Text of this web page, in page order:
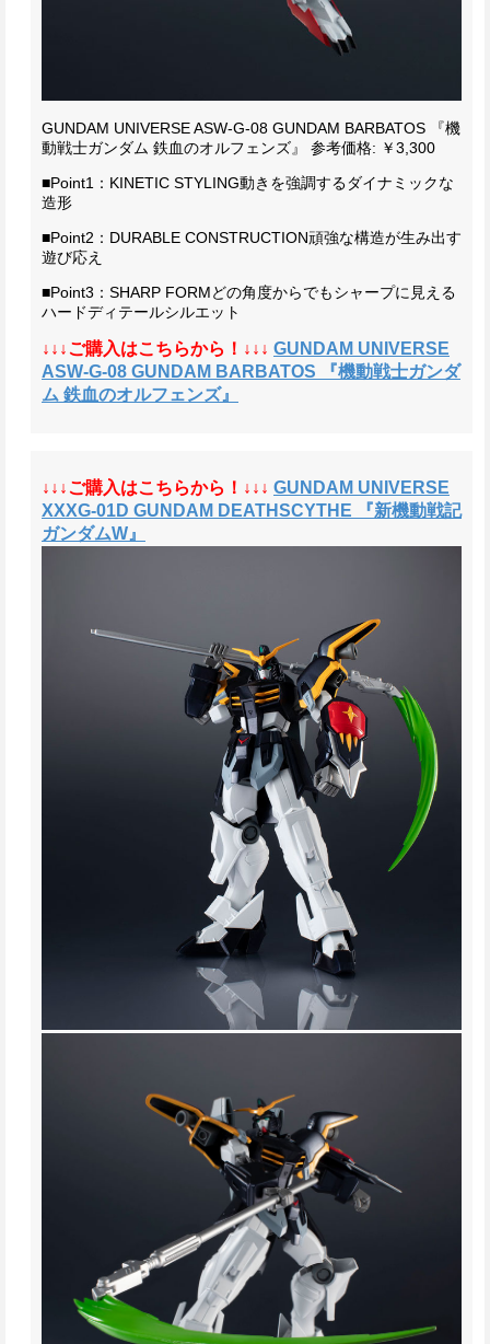
GUNDAM UNIVERSE ASW-G-08 GUNDAM BARBATOS 『機
動戦士ガンダム 鉄血のオルフェンズ』
参考価格: ￥3,300
■Point1：KINETIC STYLING動きを強調するダイナミックな
造形
■Point2：DURABLE CONSTRUCTION頑強な構造が生み出す
遊び応え
■Point3：SHARP FORMどの角度からでもシャープに見える
ハードディテールシルエット
↓↓↓ご購入はこちらから！↓↓↓ GUNDAM UNIVERSE
ASW-G-08 GUNDAM BARBATOS 『機動戦士ガンダ
ム 鉄血のオルフェンズ』
↓↓↓ご購入はこちらから！↓↓↓ GUNDAM UNIVERSE
XXXG-01D GUNDAM DEATHSCYTHE 『新機動戦記
ガンダムW』